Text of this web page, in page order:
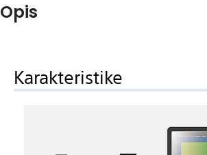
Opis
Karakteristike